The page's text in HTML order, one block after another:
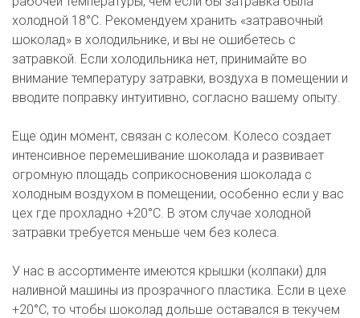
холодной 18°С. Рекомендуем хранить «затравочный
шоколад» в холодильнике, и вы не ошибетесь с
затравкой. Если холодильника нет, принимайте во
внимание температуру затравки, воздуха в помещении и
вводите поправку интуитивно, согласно вашему опыту.
Еще один момент, связан с колесом. Колесо создает
интенсивное перемешивание шоколада и развивает
огромную площадь соприкосновения шоколада с
холодным воздухом в помещении, особенно если у вас
цех где прохладно +20°С. В этом случае холодной
затравки требуется меньше чем без колеса.
У нас в ассортименте имеются крышки (колпаки) для
наливной машины из прозрачного пластика. Если в цехе
+20°С, то чтобы шоколад дольше оставался в текучем